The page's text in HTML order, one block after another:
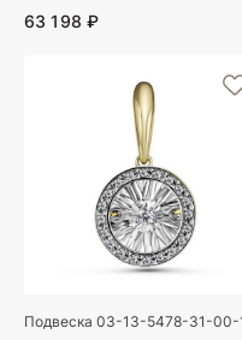
63 198 ₽